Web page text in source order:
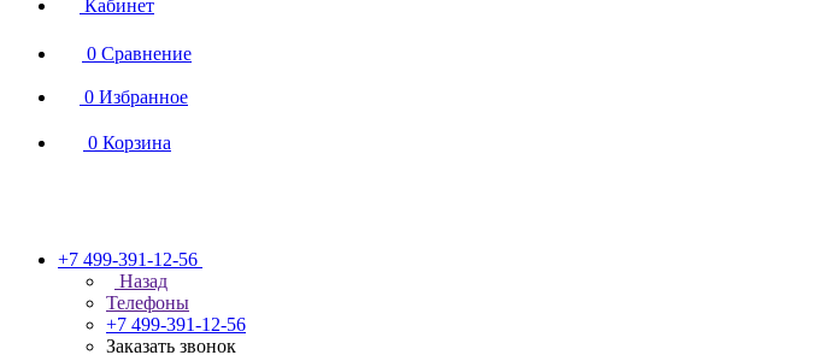
Кабинет
0 Сравнение
0 Избранное
0 Корзина
+7 499-391-12-56
Назад
Телефоны
+7 499-391-12-56
Заказать звонок